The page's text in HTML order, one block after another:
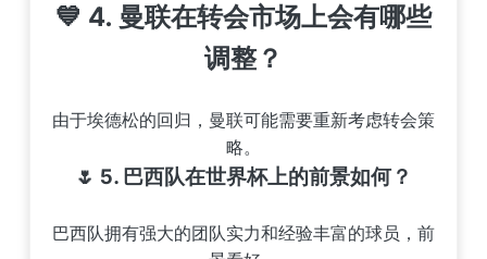
💙 4. 曼联在转会市场上会有哪些
调整？
由于埃德松的回归，曼联可能需要重新考虑转会策
略。
🌷 5. 巴西队在世界杯上的前景如何？
巴西队拥有强大的团队实力和经验丰富的球员，前